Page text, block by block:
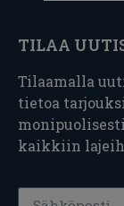
TILAA
Tilaamalla
tietoa
kaikkiin